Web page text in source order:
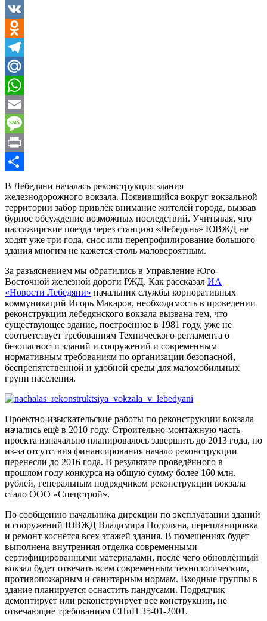
VK
Odnoklassniki
Telegram
Mail.Ru
WhatsApp
Email
Message
Print
Отправить
В Лебедяни началась реконструкция здания
железнодорожного вокзала. Появившийся вокруг вокзальной
территории забор привлёк внимание жителей города, вызвав
бурное обсуждение возможных последствий. Учитывая, что
пассажирские поезда через станцию «Лебедянь» ЮВЖД не
ходят уже три года, снос или перепрофилирование большого
здания многим не кажется столь маловероятным.
За разъяснением мы обратились в Управление Юго-
Восточной железной дороги РЖД. Как рассказал ИА
«Новости Лебедяни» начальник службы корпоративных
коммуникаций Игорь Макаров, необходимость в проведении
реконструкции лебедянского вокзала вызвана тем, что
существующее здание, построенное в 1981 году, уже не
соответствует требованиям Технического регламента о
безопасности зданий и сооружений и современным
нормативным требованиям по организации безопасной,
беспрепятственной и удобной среды для маломобильных
групп населения.
Проектно-изыскательские работы по реконструкции вокзала
начались ещё в 2010 году. Строительно-монтажную часть
проекта изначально планировалось завершить до 2013 года, но
из-за отсутствия финансирования начало реконструкции
перенесли до 2016 года. В результате проведённого в
прошлом году конкурса на общую сумму более 160 млн.
рублей, генеральным подрядчиком реконструкции вокзала
стало ООО «Спецстрой».
По сообщению начальника дирекции по эксплуатации зданий
и сооружений ЮВЖД Владимира Подоляна, перепланировка
и ремонт коснётся всех этажей здания. В помещениях будет
выполнена внутренняя отделка современными
сертифицированными материалами, после чего обновлённый
вокзал будет отвечать всем современным технологическим,
противопожарным и санитарным нормам. Входные группы в
здание планируется оснастить пандусами. Подрядчик
демонтирует или реконструирует все конструкции, не
отвечающие требованиям СНиП 35-01-2001.